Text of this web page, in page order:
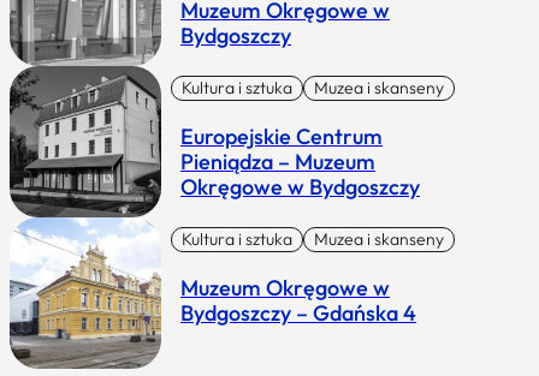
Muzeum Okręgowe w
Bydgoszczy
Kultura i sztuka Muzea i skanseny
Europejskie Centrum
Pieniądza – Muzeum
Okręgowe w Bydgoszczy
Kultura i sztuka Muzea i skanseny
Muzeum Okręgowe w
Bydgoszczy – Gdańska 4